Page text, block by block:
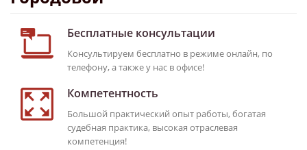
Бесплатные консультации
Консультируем бесплатно в режиме онлайн, по
телефону, а также у нас в офисе!
Компетентность
Большой практический опыт работы, богатая
судебная практика, высокая отраслевая
компетенция!